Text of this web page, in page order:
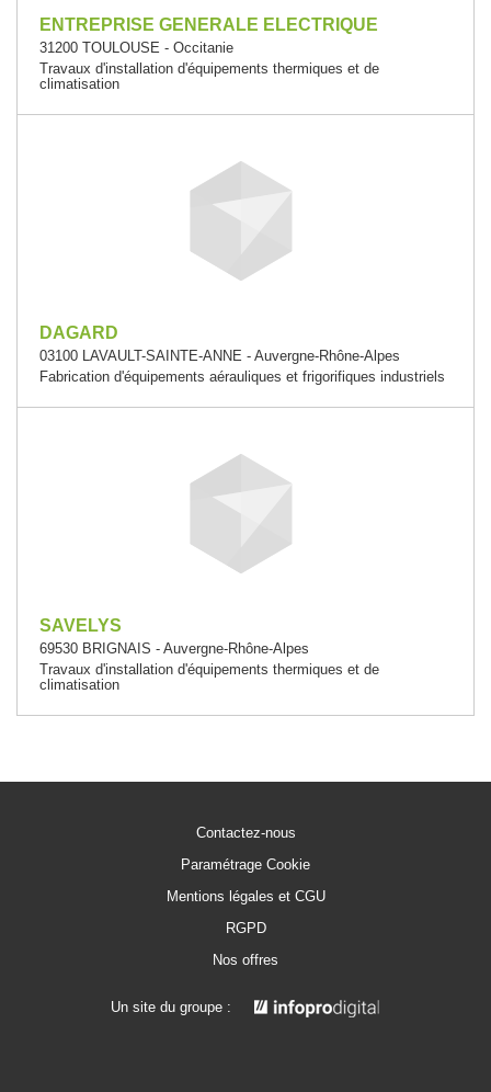
ENTREPRISE GENERALE ELECTRIQUE
31200 TOULOUSE - Occitanie
Travaux d'installation d'équipements thermiques et de
climatisation
DAGARD
03100 LAVAULT-SAINTE-ANNE - Auvergne-Rhône-Alpes
Fabrication d'équipements aérauliques et frigorifiques industriels
SAVELYS
69530 BRIGNAIS - Auvergne-Rhône-Alpes
Travaux d'installation d'équipements thermiques et de
climatisation
Contactez-nous
Paramétrage Cookie
Mentions légales et CGU
RGPD
Nos offres
Un site du groupe :